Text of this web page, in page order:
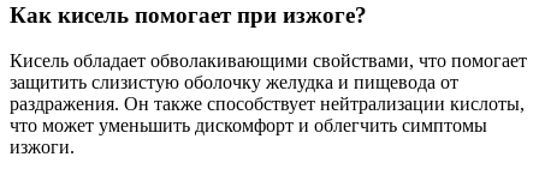
Как кисель помогает при изжоге?
Кисель обладает обволакивающими свойствами, что помогает
защитить слизистую оболочку желудка и пищевода от
раздражения. Он также способствует нейтрализации кислоты,
что может уменьшить дискомфорт и облегчить симптомы
изжоги.